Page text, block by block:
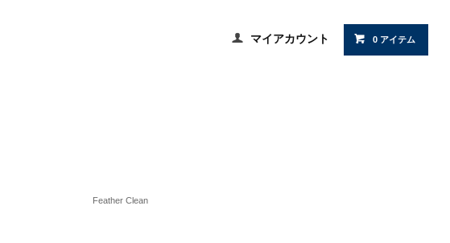
マイアカウント 0 アイテム
Feather Clean